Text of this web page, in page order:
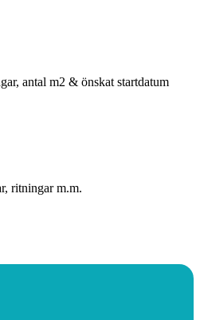
antal m2 & önskat startdatum
ritningar m.m.